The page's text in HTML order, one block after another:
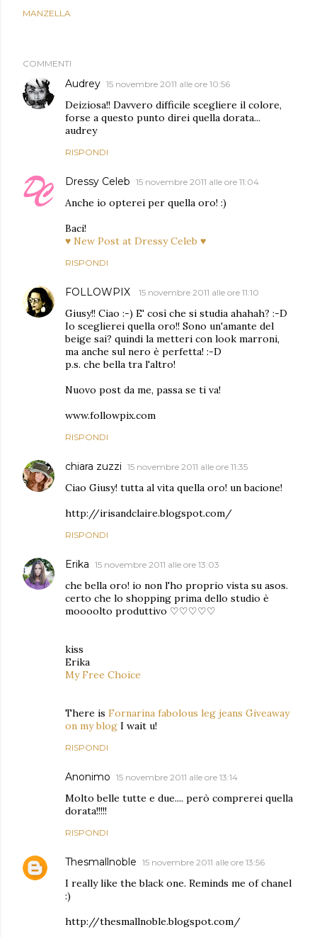
MANZELLA
COMMENTI
Audrey 15 novembre 2011 alle ore 10:56
Deiziosa!! Davvero difficile scegliere il colore,
forse a questo punto direi quella dorata...
audrey
RISPONDI
Dressy Celeb 15 novembre 2011 alle ore 11:04
Anche io opterei per quella oro! :)
Baci!
♥ New Post at Dressy Celeb ♥
RISPONDI
FOLLOWPIX 15 novembre 2011 alle ore 11:10
Giusy!! Ciao :-) E' così che si studia ahahah? :-D
Io sceglierei quella oro!! Sono un'amante del
beige sai? quindi la metteri con look marroni,
ma anche sul nero è perfetta! :-D
p.s. che bella tra l'altro!
Nuovo post da me, passa se ti va!
www.followpix.com
RISPONDI
chiara zuzzi 15 novembre 2011 alle ore 11:35
Ciao Giusy! tutta al vita quella oro! un bacione!
http://irisandclaire.blogspot.com/
RISPONDI
Erika 15 novembre 2011 alle ore 13:03
che bella oro! io non l'ho proprio vista su asos.
certo che lo shopping prima dello studio è
moooolto produttivo ♡♡♡♡♡
kiss
Erika
My Free Choice
There is Fornarina fabolous leg jeans Giveaway
on my blog I wait u!
RISPONDI
Anonimo 15 novembre 2011 alle ore 13:14
Molto belle tutte e due.... però comprerei quella
dorata!!!!!
RISPONDI
Thesmallnoble 15 novembre 2011 alle ore 13:56
I really like the black one. Reminds me of chanel
:)
http://thesmallnoble.blogspot.com/